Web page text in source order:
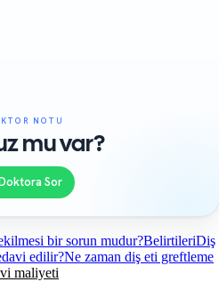
NOTU
mu var?
Sor
bir sorun mudur?BelirtileriDiş
edilir?Ne zaman diş eti greftleme
maliyeti